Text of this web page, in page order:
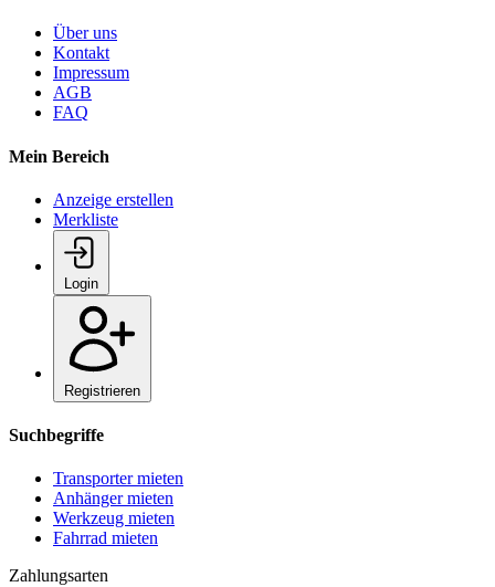
Über uns
Kontakt
Impressum
AGB
FAQ
Mein Bereich
Anzeige erstellen
Merkliste
Login
Registrieren
Suchbegriffe
Transporter mieten
Anhänger mieten
Werkzeug mieten
Fahrrad mieten
Zahlungsarten